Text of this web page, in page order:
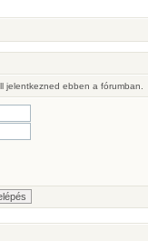
jelentkezned ebben a fórumban.